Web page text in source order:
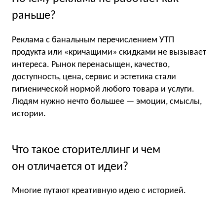
раньше?
Реклама с банальным перечислением УТП
продукта или «кричащими» скидками не вызывает
интереса. Рынок перенасыщен, качество,
доступность, цена, сервис и эстетика стали
гигиенической нормой любого товара и услуги.
Людям нужно нечто большее — эмоции, смыслы,
истории.
Что такое сторителлинг и чем
он отличается от идеи?
Многие путают креативную идею с историей.